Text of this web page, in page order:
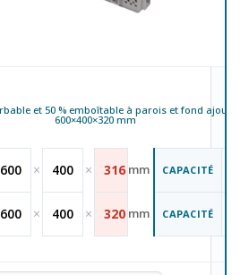
et 50 % emboîtable à parois et fond ajourés -
600×400×320 mm
600 × 400 × 316 mm CAPACITÉ
600 × 400 × 320 mm CAPACITÉ